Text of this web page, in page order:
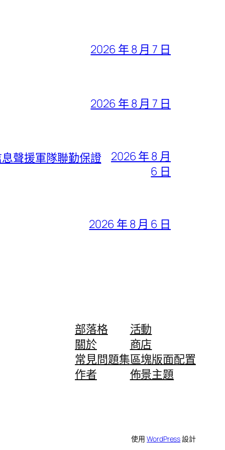
2026 年 8 月 7 日
2026 年 8 月 7 日
聲援軍隊聯勤保證
2026 年 8 月
6 日
2026 年 8 月 6 日
部落格
關於
常見問題集
作者
活動
商店
區塊版面配置
佈景主題
使用WordPress設計